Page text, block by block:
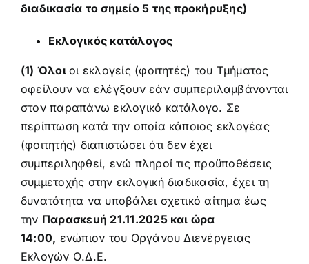
διαδικασία το σημείο 5 τηςπροκήρυξης)
Εκλογικός κατάλογος
(1) Όλοιοι εκλογείς (φοιτητές) του Τμήματος
οφείλουν να ελέγξουν εάν συμπεριλαμβάνονται
στον παραπάνω εκλογικό κατάλογο. Σε
περίπτωση κατά την οποία κάποιος εκλογέας
(φοιτητής) διαπιστώσει ότι δεν έχει
συμπεριληφθεί, ενώ πληροί τις προϋποθέσεις
συμμετοχής στην εκλογική διαδικασία, έχει τη
δυνατότητα να υποβάλει σχετικό αίτημα έως
την Παρασκευή 21.11.2025 και ώρα
14:00, ενώπιον του Οργάνου Διενέργειας
Εκλογών Ο.Δ.Ε.